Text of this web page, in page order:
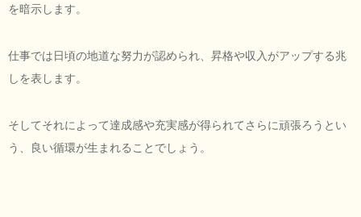
を暗示します。
仕事では日頃の地道な努力が認められ、昇格や収入がアップする兆
しを表します。
そしてそれによって達成感や充実感が得られてさらに頑張ろうとい
う、良い循環が生まれることでしょう。